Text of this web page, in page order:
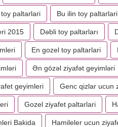
paltarlari Bu ilin toy paltarlari
2015 Dəbli toy paltarları
En gozel toy paltarlari
Ən gözəl ziyafət geyimləri
geyimleri Genc qizlar ucun
Gozel ziyafet paltarlari
Bakida Hamileler ucun